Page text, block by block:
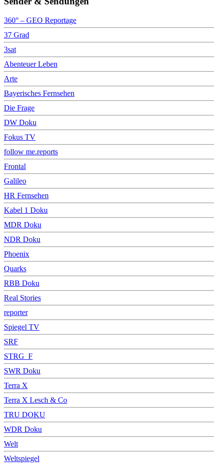
360° – GEO Reportage
37 Grad
3sat
Abenteuer Leben
Arte
Bayerisches Fernsehen
Die Frage
DW Doku
Fokus TV
follow me.reports
Frontal
Galileo
HR Fernsehen
Kabel 1 Doku
MDR Doku
NDR Doku
Phoenix
Quarks
RBB Doku
Real Stories
reporter
Spiegel TV
SRF
STRG_F
SWR Doku
Terra X
Terra X Lesch & Co
TRU DOKU
WDR Doku
Welt
Weltspiegel